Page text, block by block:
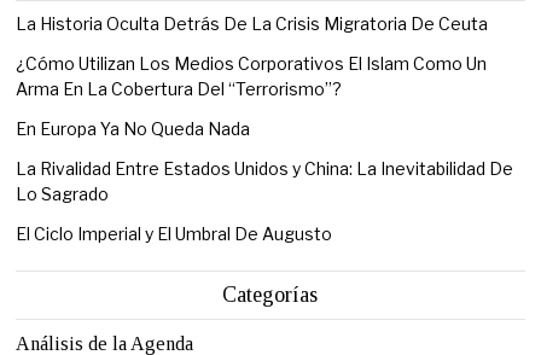
La Historia Oculta Detrás De La Crisis Migratoria De Ceuta
¿Cómo Utilizan Los Medios Corporativos El Islam Como Un
Arma En La Cobertura Del “Terrorismo”?
En Europa Ya No Queda Nada
La Rivalidad Entre Estados Unidos y China: La Inevitabilidad De
Lo Sagrado
El Ciclo Imperial y El Umbral De Augusto
Categorías
Análisis de la Agenda